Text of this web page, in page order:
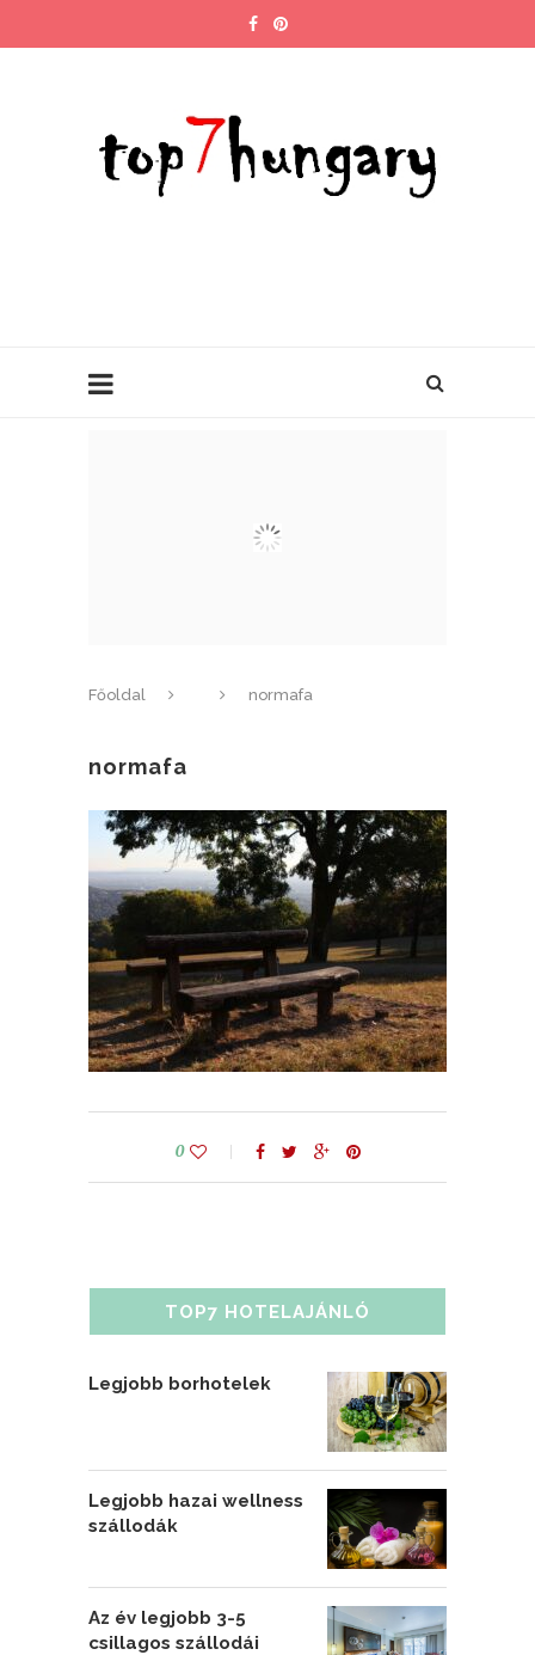
Főoldal normafa
normafa
0
TOP7 HOTELAJÁNLÓ
Legjobb borhotelek
Legjobb hazai wellness
szállodák
Az év legjobb 3-5
csillagos szállodái